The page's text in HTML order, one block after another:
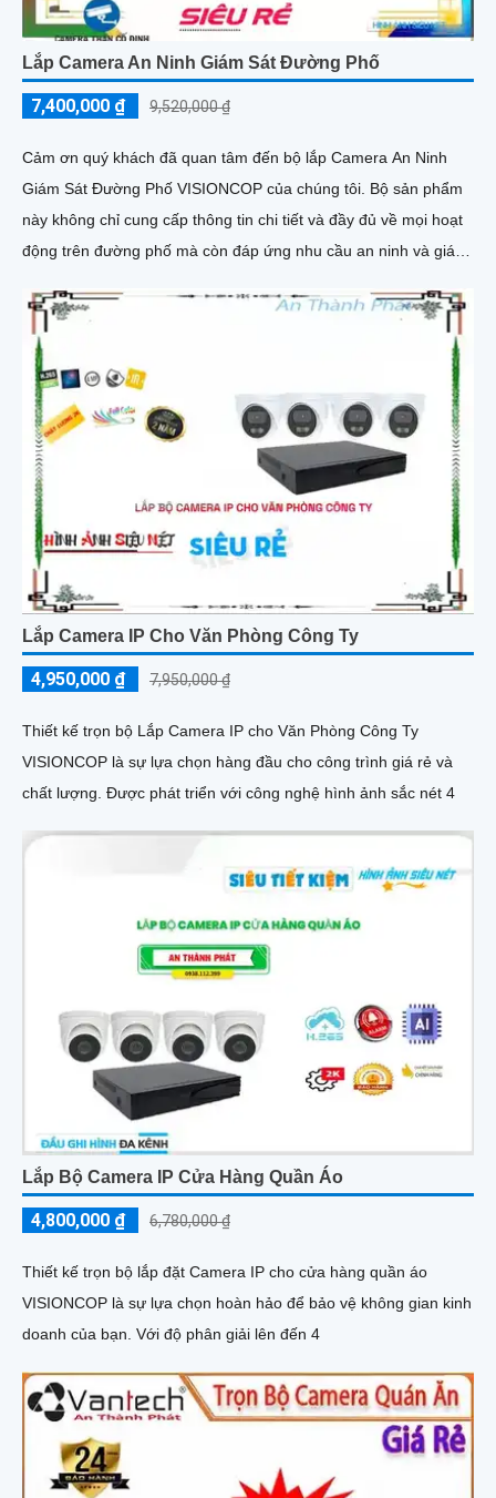
Lắp Camera An Ninh Giám Sát Đường Phố
7,400,000 ₫ 9,520,000 ₫
Cảm ơn quý khách đã quan tâm đến bộ lắp Camera An Ninh
Giám Sát Đường Phố VISIONCOP của chúng tôi. Bộ sản phẩm
này không chỉ cung cấp thông tin chi tiết và đầy đủ về mọi hoạt
động trên đường phố mà còn đáp ứng nhu cầu an ninh và giám
Lắp Camera IP Cho Văn Phòng Công Ty
4,950,000 ₫ 7,950,000 ₫
Thiết kế trọn bộ Lắp Camera IP cho Văn Phòng Công Ty
VISIONCOP là sự lựa chọn hàng đầu cho công trình giá rẻ và
chất lượng. Được phát triển với công nghệ hình ảnh sắc nét 4
Lắp Bộ Camera IP Cửa Hàng Quần Áo
4,800,000 ₫ 6,780,000 ₫
Thiết kế trọn bộ lắp đặt Camera IP cho cửa hàng quần áo
VISIONCOP là sự lựa chọn hoàn hảo để bảo vệ không gian kinh
doanh của bạn. Với độ phân giải lên đến 4